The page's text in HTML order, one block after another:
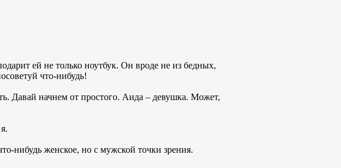
ей не только ноутбук. Он вроде не из бедных,
что-нибудь!
Давай начнем от простого. Аида – девушка. Может,
нибудь женское, но с мужской точки зрения.